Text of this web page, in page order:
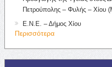
Πετρούπολης – Φυλής – Χίου
Ε.Ν.Ε. – Δήμος Χίου
Περισσότερα